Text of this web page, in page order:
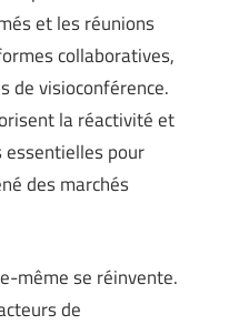
et les réunions
collaboratives,
de visioconférence.
la réactivité et
essentielles pour
des marchés
même se réinvente.
de